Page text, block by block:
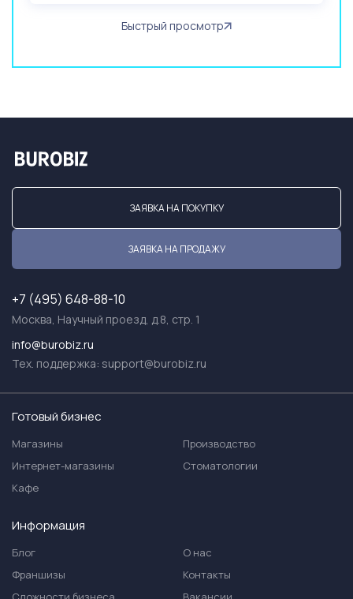
Быстрый просмотр
ЗАЯВКА НА ПОКУПКУ
ЗАЯВКА НА ПРОДАЖУ
+7 (495) 648-88-10
Москва, Научный проезд, д.8, стр. 1
info@burobiz.ru
Тех. поддержка: support@burobiz.ru
Готовый бизнес
Магазины
Интернет-магазины
Кафе
Производство
Стоматологии
Информация
Блог
Франшизы
О нас
Контакты